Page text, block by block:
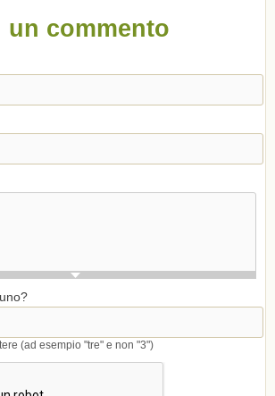
commento
(ad esempio "tre" e non "3")